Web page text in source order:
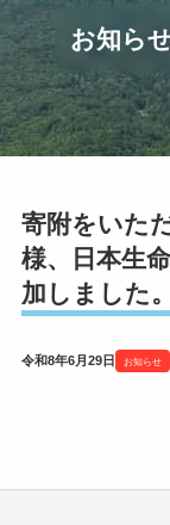
新しい夢・希望
事業検索フォーム
令和7年度寄附企
令和6年度寄附企
令和5年度寄附
令和3年度寄附企
令和2年度寄附企
お知ら
寄附をいた
様、日本生
加しました。
令和8年6月29日 お知らせ